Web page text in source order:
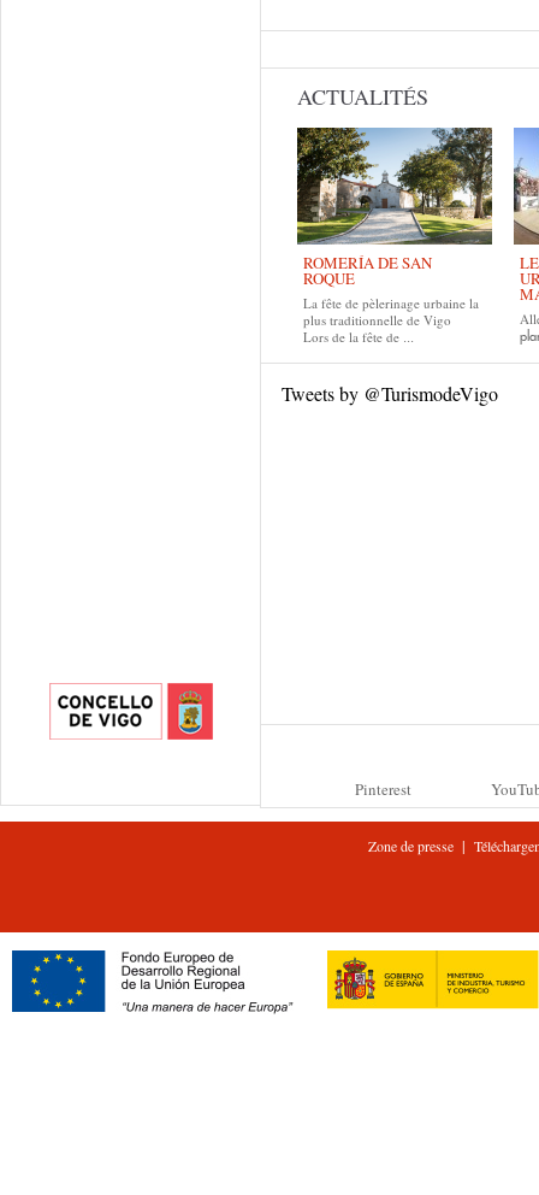
ACTUALITÉS
ROMERÍA DE SAN
ROQUE
La fête de pèlerinage urbaine la
plus traditionnelle de Vigo
Lors de la fête de ...
Tweets by @TurismodeVigo
Pinterest
Zone de presse |